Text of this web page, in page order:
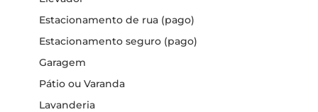
Estacionamento de rua (pago)
Estacionamento seguro (pago)
Garagem
Pátio ou Varanda
Lavanderia